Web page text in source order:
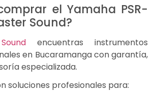
el Yamaha PSR-
Sound?
encuentras instrumentos
en Bucaramangacon garantía,
especializada.
soluciones profesionales para: